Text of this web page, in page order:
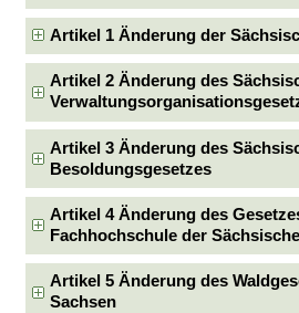
Artikel 1 Änderung der
Artikel 2 Änderung des
Artikel 3 Änderung des
Besoldungsgesetzes
Artikel 4 Änderung des
Fachhochschule der
Artikel 5 Änderung des
Sachsen